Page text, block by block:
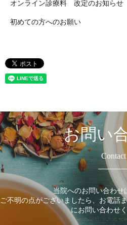
オンライン診療料 改定のお知らせ
初めての方へのお願い
お問い
Contact
当院へのお問い合わせ
ご不明の点がございましたら、お電話
にお問い合わせ